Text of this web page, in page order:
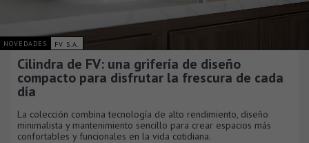
NOVEDADES FV S.A.
Cilindra de FV: una grifería de diseño
compacto para disfrutar la frescura de cada
día
La colección combina tecnología de alto rendimiento, diseño
minimalista y mantenimiento sencillo para crear espacios más
confortables y funcionales en la vida cotidiana.